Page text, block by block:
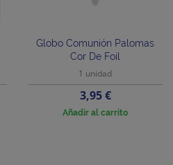
Globo Comunión Palomas
Cor De Foil
1 unidad
Precio
3,95 €
Añadir al carrito